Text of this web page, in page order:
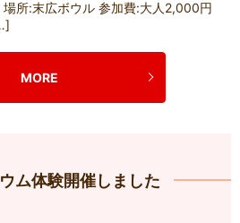
所:末広ボウル 参加費:大人2,000円
MORE
ム体験開催しました